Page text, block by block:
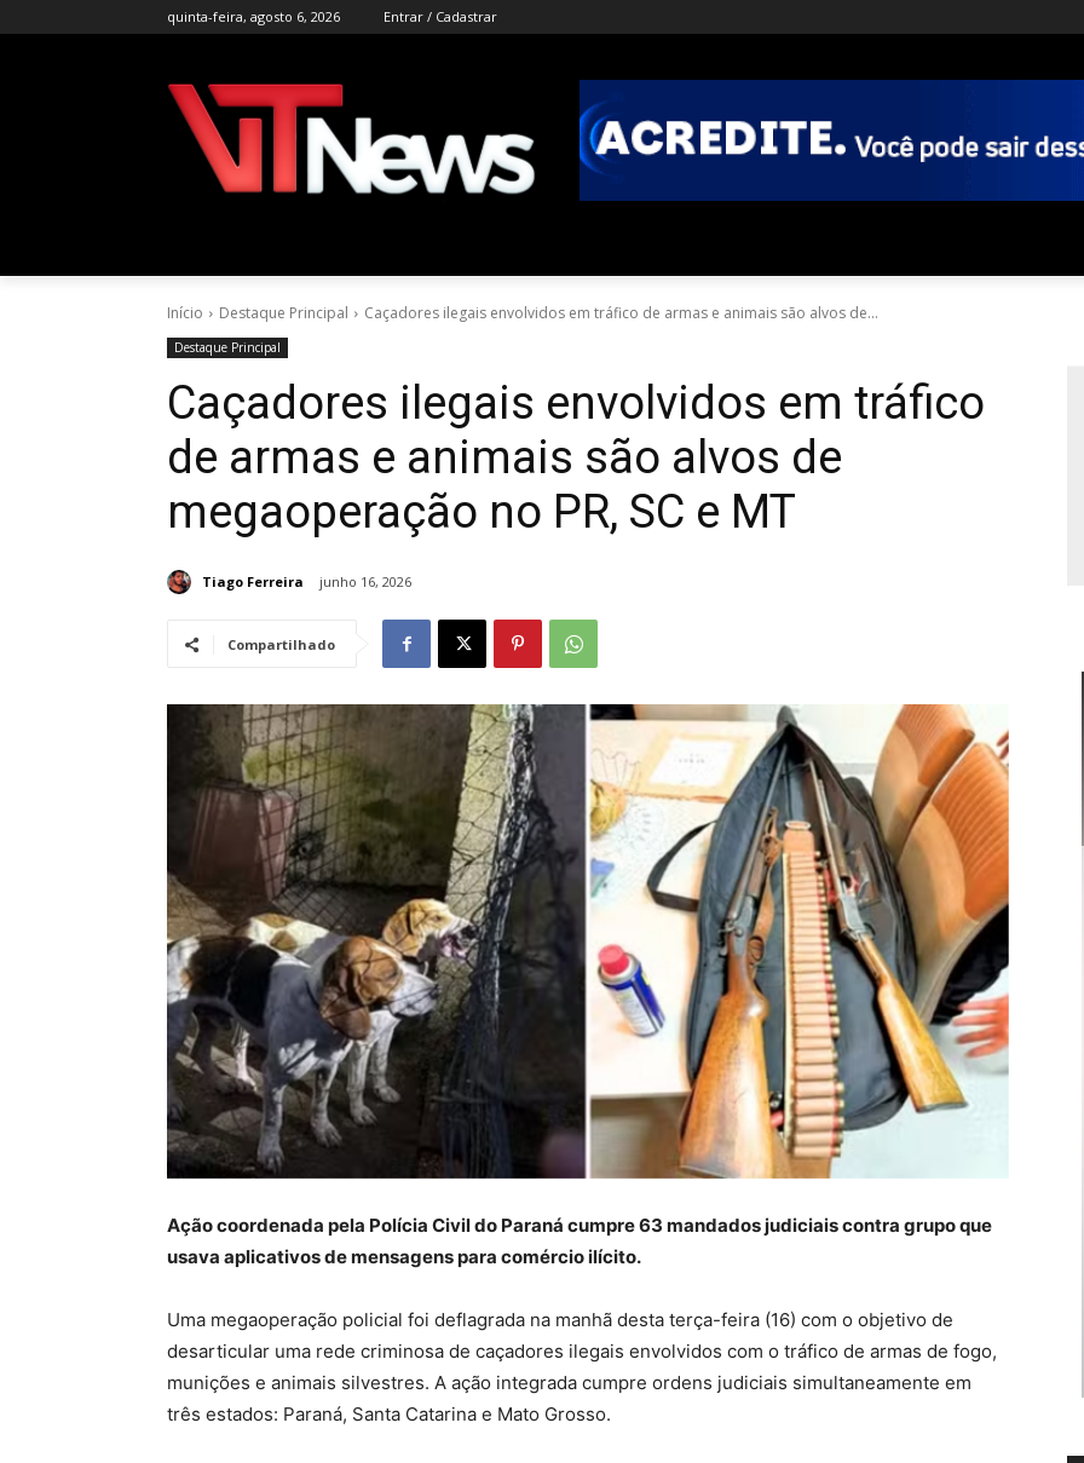
quinta-feira, agosto 6, 2026 Entrar / Cadastrar
Início Destaque Principal Caçadores ilegais envolvidos em tráfico de armas e animais são alvos de...
Destaque Principal
Caçadores ilegais envolvidos em tráfico
de armas e animais são alvos de
megaoperação no PR, SC e MT
Tiago Ferreira junho 16, 2026
Compartilhado
Ação coordenada pela Polícia Civil do Paraná cumpre 63 mandados judiciais contra grupo que
usava aplicativos de mensagens para comércio ilícito.
Uma megaoperação policial foi deflagrada na manhã desta terça-feira (16) com o objetivo de
desarticular uma rede criminosa de caçadores ilegais envolvidos com o tráfico de armas de fogo,
munições e animais silvestres. A ação integrada cumpre ordens judiciais simultaneamente em
três estados: Paraná, Santa Catarina e Mato Grosso.